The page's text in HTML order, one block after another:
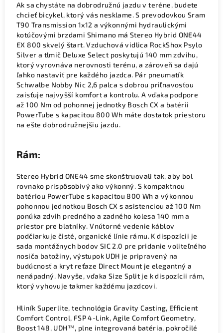
Ak sa chystáte na dobrodružnú jazdu v teréne, budete
chcieť bicykel, ktorý vás nesklame. S prevodovkou Sram
T90 Transmission 1x12 a výkonnými hydraulickými
kotúčovými brzdami Shimano má Stereo Hybrid ONE44
EX 800 skvelý štart. Vzduchová vidlica RockShox Psylo
Silver a tlmič Deluxe Select poskytujú 140 mm zdvihu,
ktorý vyrovnáva nerovnosti terénu, a zároveň sa dajú
ľahko nastaviť pre každého jazdca. Pár pneumatík
Schwalbe Nobby Nic 2,6 palca s dobrou priľnavosťou
zaisťuje najvyšší komfort a kontrolu. A vďaka podpore
až 100 Nm od pohonnej jednotky Bosch CX a batérii
PowerTube s kapacitou 800 Wh máte dostatok priestoru
na ešte dobrodružnejšiu jazdu.
Rám:
Stereo Hybrid ONE44 sme skonštruovali tak, aby bol
rovnako prispôsobivý ako výkonný. S kompaktnou
batériou PowerTube s kapacitou 800 Wh a výkonnou
pohonnou jednotkou Bosch CX s asistenciou až 100 Nm
ponúka zdvih predného a zadného kolesa 140 mm a
priestor pre blatníky. Vnútorné vedenie káblov
podčiarkuje čisté, organické línie rámu. K dispozícii je
sada montážnych bodov SIC 2.0 pre pridanie voliteľného
nosiča batožiny, výstupok UDH je pripravený na
budúcnosť a kryt reťaze Direct Mount je elegantný a
nenápadný. Navyše, vďaka Size Split je k dispozícii rám,
ktorý vyhovuje takmer každému jazdcovi.
Hliník Superlite, technológia Gravity Casting, Efficient
Comfort Control, FSP 4-Link, Agile Comfort Geometry,
Boost 148, UDH™, plne integrovaná batéria, pokročilé